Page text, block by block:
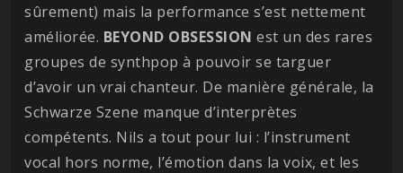
sûrement) mais la performance s’est nettement
améliorée. BEYOND OBSESSION est un des rares
groupes de synthpop à pouvoir se targuer
d’avoir un vrai chanteur. De manière générale, la
Schwarze Szene manque d’interprètes
compétents. Nils a tout pour lui : l’instrument
vocal hors norme, l’émotion dans la voix, et les